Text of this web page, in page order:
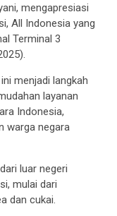
mengapresiasi
All Indonesia yang
Terminal 3
menjadi langkah
layanan
Indonesia,
warga negara
luar negeri
mulai dari
dan cukai.